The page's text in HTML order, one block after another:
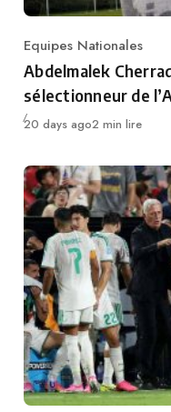
Category
Equipes Nationales
Abdelmalek
sélectionneur de
Publié
20 days ago2 min lire